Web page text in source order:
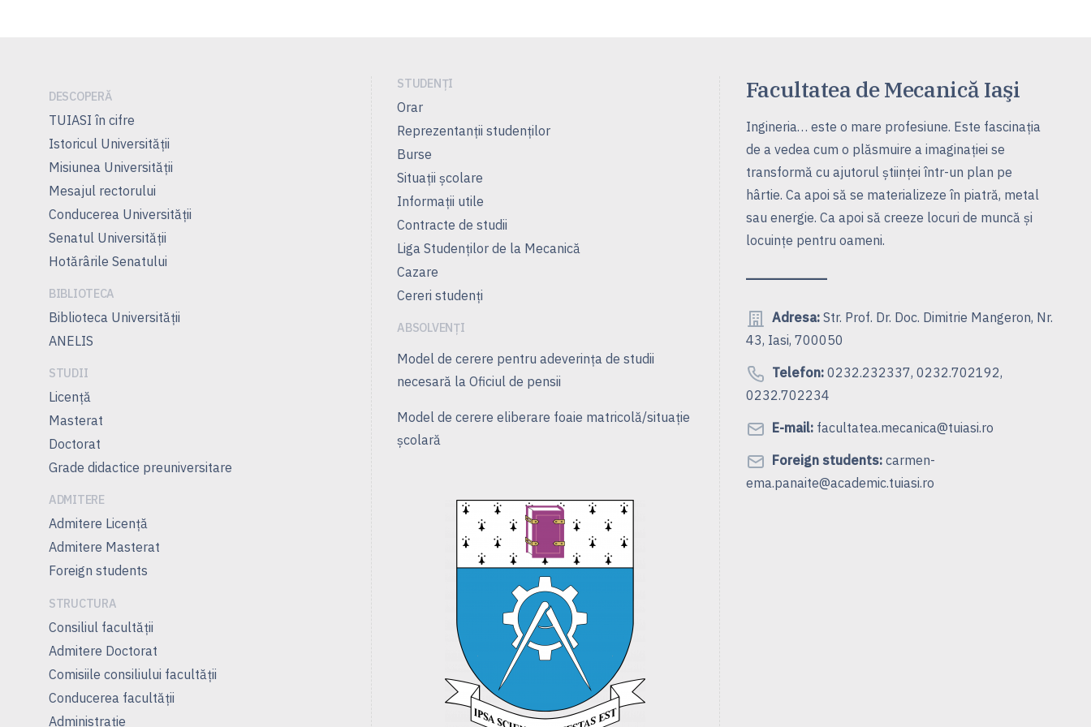
DESCOPERĂ
TUIASI în cifre
Istoricul Universităţii
Misiunea Universităţii
Mesajul rectorului
Conducerea Universităţii
Senatul Universității
Hotărârile Senatului
BIBLIOTECA
Biblioteca Universității
ANELIS
STUDII
Licență
Masterat
Doctorat
Grade didactice preuniversitare
ADMITERE
Admitere Licenţă
Admitere Masterat
Foreign students
STRUCTURA
Consiliul facultăţii
Admitere Doctorat
Comisiile consiliului facultăţii
Conducerea facultăţii
Administrație
STUDENȚI
Orar
Reprezentanţii studenţilor
Burse
Situații școlare
Informații utile
Contracte de studii
Liga Studenţilor de la Mecanică
Cazare
Cereri studenți
ABSOLVENȚI
Model de cerere pentru adeverința de studii
necesară la Oficiul de pensii
Model de cerere eliberare foaie matricolă/situație
școlară
Facultatea de Mecanică Iaşi
Ingineria… este o mare profesiune. Este fascinaţia
de a vedea cum o plăsmuire a imaginaţiei se
transformă cu ajutorul ştiinţei într-un plan pe
hârtie. Ca apoi să se materializeze în piatră, metal
sau energie. Ca apoi să creeze locuri de muncă şi
locuinţe pentru oameni.
Adresa:Str. Prof. Dr. Doc. Dimitrie Mangeron, Nr.
43, Iasi, 700050
Telefon:0232.232337, 0232.702192,
0232.702234
E-mail:facultatea.mecanica@tuiasi.ro
Foreign students:carmen-
ema.panaite@academic.tuiasi.ro